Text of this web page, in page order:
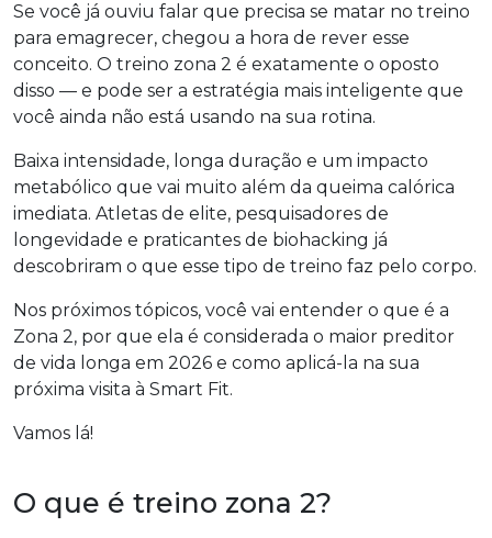
Se você já ouviu falar que precisa se matar no treino
para emagrecer, chegou a hora de rever esse
conceito. O treino zona 2 é exatamente o oposto
disso — e pode ser a estratégia mais inteligente que
você ainda não está usando na sua rotina.
Baixa intensidade, longa duração e um impacto
metabólico que vai muito além da queima calórica
imediata. Atletas de elite, pesquisadores de
longevidade e praticantes de biohacking já
descobriram o que esse tipo de treino faz pelo corpo.
Nos próximos tópicos, você vai entender o que é a
Zona 2, por que ela é considerada o maior preditor
de vida longa em 2026 e como aplicá-la na sua
próxima visita à Smart Fit.
Vamos lá!
O que é treino zona 2?